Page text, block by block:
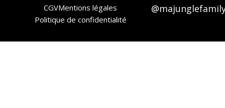
CGVMentions légales
Politique de confidentialité